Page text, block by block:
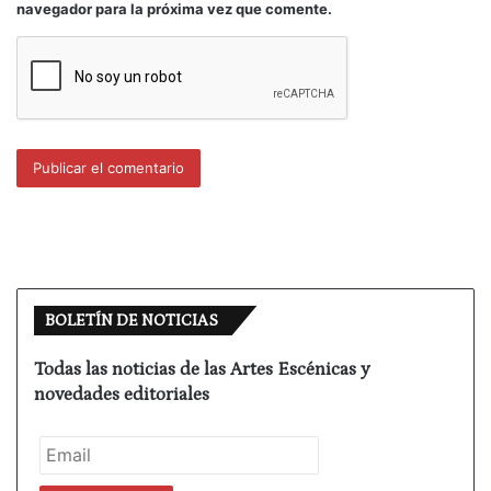
como en la puerta del lugar de encuentro había una
tensión y me dieron la medicación pertinente para
navegador para la próxima vez que comente.
BOLETÍN DE NOTICIAS
Todas las noticias de las Artes Escénicas y
novedades editoriales